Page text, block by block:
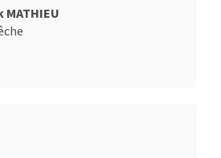
MATHIEU